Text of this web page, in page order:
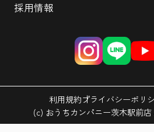
採用情報
利用規約プライバシーポリ
(c) おうちカンパニー茨木駅前